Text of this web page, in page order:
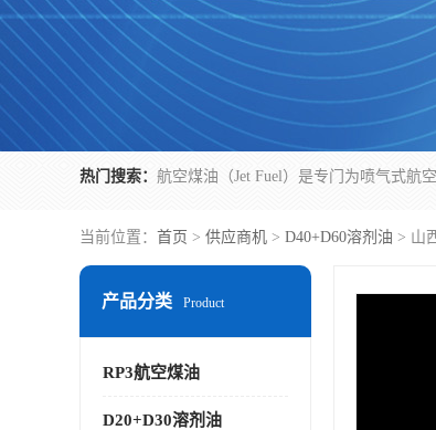
热门搜索：
当前位置： 首页 > 供应商机 > D40+D60溶剂油 > 山
产品分类 Product
RP3航空煤油
D20+D30溶剂油